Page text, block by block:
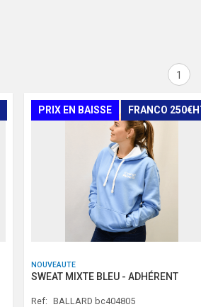
1
PRIX EN BAISSE FRANCO
NOUVEAUTE
SWEAT MIXTE BLEU - ADHÉRENT
Ref: BALLARD bc404805